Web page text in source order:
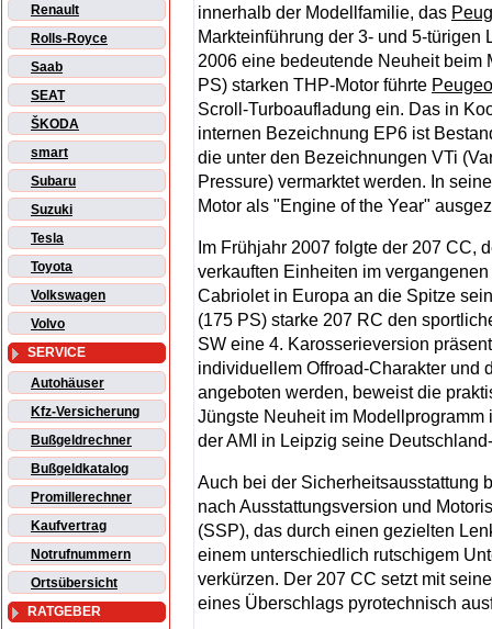
Renault
Rolls-Royce
Saab
SEAT
ŠKODA
smart
Subaru
Suzuki
Tesla
Toyota
Volkswagen
Volvo
SERVICE
Autohäuser
Kfz-Versicherung
Bußgeldrechner
Bußgeldkatalog
Promillerechner
Kaufvertrag
Notrufnummern
Ortsübersicht
RATGEBER
innerhalb der Modellfamilie, das
Markteinführung der 3- und 5-
2006 eine bedeutende Neuheit beim
PS) starken THP-Motor führte
Scroll-Turboaufladung ein. Das in
internen Bezeichnung EP6 ist
die unter den Bezeichnungen VTi
Pressure) vermarktet werden. In
Motor als "Engine of the Year"
Im Frühjahr 2007 folgte der 207 CC,
verkauften Einheiten im
Cabriolet in Europa an die Spitze
(175 PS) starke 207 RC den
SW eine 4. Karosserieversion
individuellem Offroad-Charakter und
angeboten werden, beweist die
Jüngste Neuheit im
der AMI in Leipzig seine
Auch bei der Sicherheitsausstattung
nach Ausstattungsversion und
(SSP), das durch einen gezielten
einem unterschiedlich rutschigem
verkürzen. Der 207 CC setzt mit
eines Überschlags pyrotechnisch